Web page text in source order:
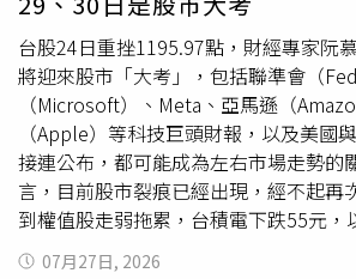
戰》三部作品其實都差不多，感覺大家
我…。」逗得全場笑聲不斷。姜草並再
《Moving異能》第二季，趙寅成依舊
過」，笑說：「第一季如此，第二季也
寅成忍不住感嘆：「現在真的重新體會
有多幸福。」他接著笑說：「拍《希望
候，不是騎在馬上，就是待在車上，所
望，以後可以好好站在地上演戲。」一
的真情告白，也再度引爆全場笑聲。《
海瑟威大舉買進約6061萬單位台積電
心，儘管後續因地緣政治因素出脫持股
印象。謝金河也回顧，今年4月美國總
政策後，台股4月7日重挫2065.78點，
上最大單日跌幅，台積電連跌3天，4
元。他當時就在臉書公開表示，「台積
的買點。」談到近期法說會後股價走弱
將法說會解讀為「利多出盡」，但台積
67.7%，第三季財測毛利率預估介於
台股24日重挫1195.97點，財經專家阮
將迎來股市「大考」，包括聯準會（
（Microsoft）、Meta、亞馬遜（
（Apple）等科技巨頭財報，以及美國
接連公布，都可能成為左右市場走勢的
言，目前股市裂痕已經出現，經不起再
到權值股走弱拖累，台積電下跌55元，
發科、廣達及鴻海等大型電子股同步走
07月27日, 2026